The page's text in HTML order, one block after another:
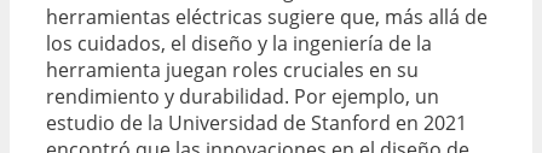
herramientas eléctricas sugiere que, más allá de
los cuidados, el diseño y la ingeniería de la
herramienta juegan roles cruciales en su
rendimiento y durabilidad. Por ejemplo, un
estudio de la Universidad de Stanford en 2021